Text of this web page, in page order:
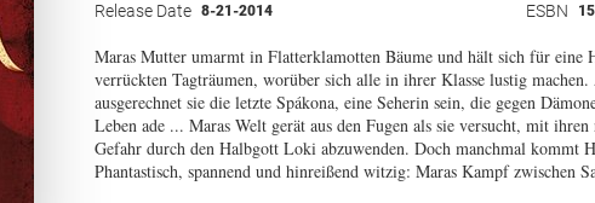
Release Date 8-21-2014 ESBN
Maras Mutter umarmt in Flatterklamotten Bäume und hält sich für
verrückten Tagträumen, worüber sich alle in ihrer Klasse lustig
ausgerechnet sie die letzte Spákona, eine Seherin sein, die gegen
Leben ade ... Maras Welt gerät aus den Fugen als sie versucht, mit
Gefahr durch den Halbgott Loki abzuwenden. Doch manchmal kommt
Phantastisch, spannend und hinreißend witzig: Maras Kampf zwischen